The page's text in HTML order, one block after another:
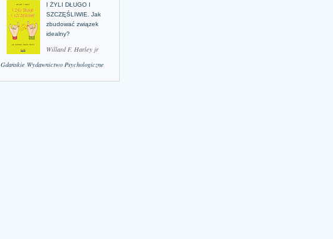
I ŻYLI DŁUGO I
SZCZĘŚLIWIE. Jak
zbudować związek
idealny?
Willard F. Harley jr
Gdańskie Wydawnictwo Psychologiczne